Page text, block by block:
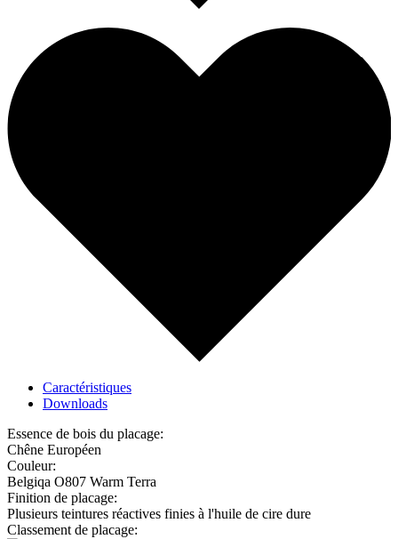
Caractéristiques
Downloads
Essence de bois du placage:
Chêne Européen
Couleur:
Belgiqa O807 Warm Terra
Finition de placage:
Plusieurs teintures réactives finies à l'huile de cire dure
Classement de placage: